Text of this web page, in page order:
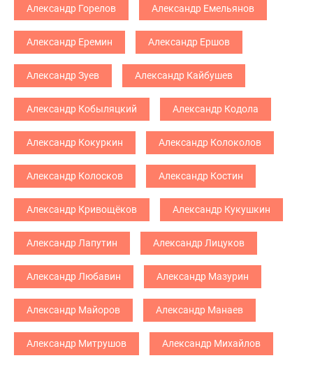
Александр Горелов Александр Емельянов
Александр Еремин Александр Ершов
Александр Зуев Александр Кайбушев
Александр Кобыляцкий Александр Кодола
Александр Кокуркин Александр Колоколов
Александр Колосков Александр Костин
Александр Кривощёков Александр Кукушкин
Александр Лапутин Александр Лицуков
Александр Любавин Александр Мазурин
Александр Майоров Александр Манаев
Александр Митрушов Александр Михайлов